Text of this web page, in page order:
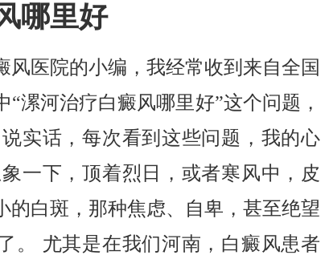
哪里好
风医院的小编，我经常收到来自全国
漯河治疗白癜风哪里好”这个问题，
实话，每次看到这些问题，我的心
一下，顶着烈日，或者寒风中，皮
的白斑，那种焦虑、自卑，甚至绝望
。 尤其是在我们河南，白癜风患者